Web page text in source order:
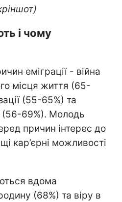
і чому
еміграції - війна
місця життя (65-
(55-65%) та
(56-69%). Молодь
причин інтерес до
кар’єрні можливості
вдома
(68%) та віру в